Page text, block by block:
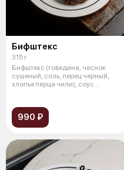
Бифштекс
315 г
Бифштекс (говядина, чеснок
сушеный, соль, перец черный,
хлопья перца чили), соус
990 ₽